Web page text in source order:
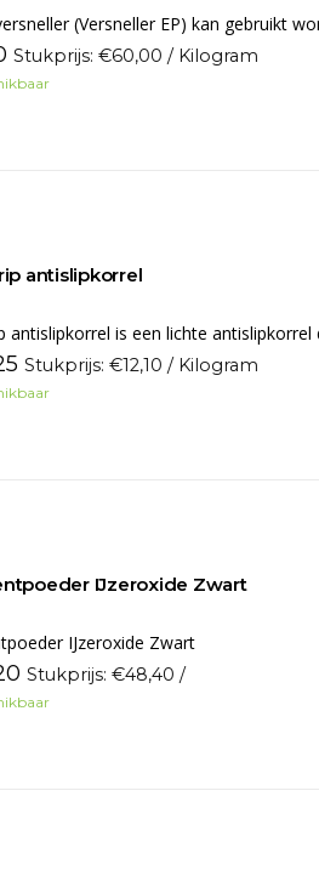
(Versneller EP) kan gebruikt
Stukprijs: €60,00 / Kilogram
antislipkorrel
antislipkorrel is een lichte
Stukprijs: €12,10 / Kilogram
IJzeroxide Zwart
IJzeroxide Zwart
Stukprijs: €48,40 /